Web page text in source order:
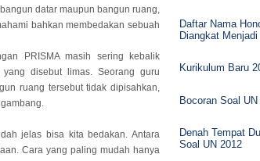
datar maupun bangun ruang,
bahkan membedakan sebuah
PRISMA masih sering kebalik
disebut limas. Seorang guru
ruang tersebut tidak dipisahkan,
jelas bisa kita bedakan. Antara
Cara yang paling mudah hanya
Daftar Nama
Diangkat
Kurikulum Baru
Bocoran Soal
Denah Tempat
Soal UN 2012